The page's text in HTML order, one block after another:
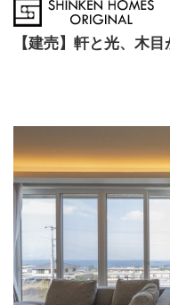
【建売】軒と光、木